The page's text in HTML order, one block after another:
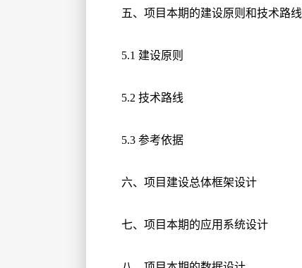
五、项目本期的建设原则和技术路线
5.1 建设原则
5.2 技术路线
5.3 参考依据
六、项目建设总体框架设计
七、项目本期的应用系统设计